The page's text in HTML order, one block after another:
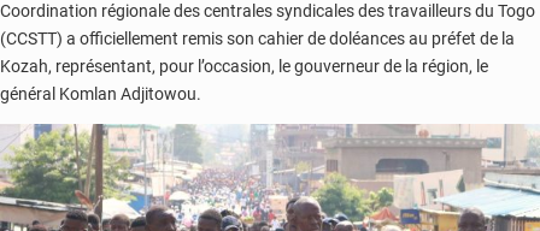
Coordination régionale des centrales syndicales des travailleurs du Togo
(CCSTT) a officiellement remis son cahier de doléances au préfet de la
Kozah, représentant, pour l’occasion, le gouverneur de la région, le
général Komlan Adjitowou.